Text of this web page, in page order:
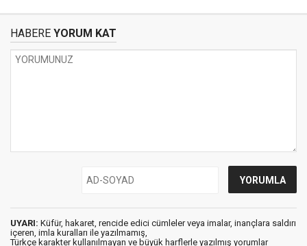
HABERE YORUM KAT
UYARI: Küfür, hakaret, rencide edici cümleler veya imalar, inançlara saldırı
içeren, imla kuralları ile yazılmamış,
Türkçe karakter kullanılmayan ve büyük harflerle yazılmış yorumlar